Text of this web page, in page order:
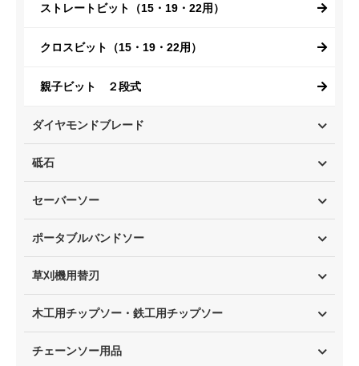
ストレートビット（15・19・22用）
クロスビット（15・19・22用）
親子ビット ２段式
ダイヤモンドブレード
砥石
セーバーソー
ポータブルバンドソー
草刈機用替刃
木工用チップソー・鉄工用チップソー
チェーンソー用品